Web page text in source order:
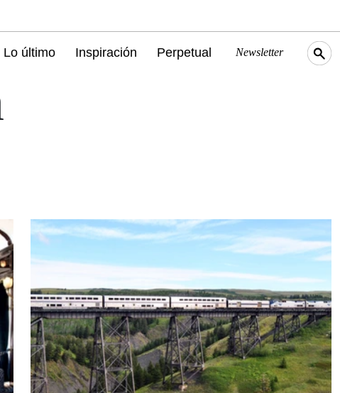
Lo último Inspiración Perpetual Newsletter